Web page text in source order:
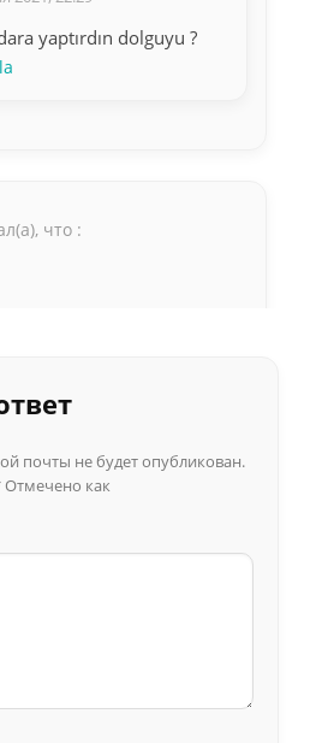
yaptırdın dolguyu ?
что :
почты не будет опубликован.
Отмечено как